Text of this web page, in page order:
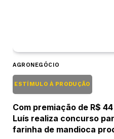
AGRONEGÓCIO
ESTÍMULO À PRODUÇÃO
Com premiação de R$
Luís realiza concurso
farinha de mandioca